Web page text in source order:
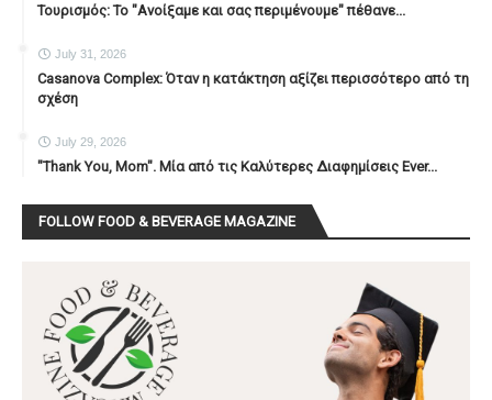
Τουρισμός: Το "Ανοίξαμε και σας περιμένουμε" πέθανε...
July 31, 2026
Casanova Complex: Όταν η κατάκτηση αξίζει περισσότερο από τη
σχέση
July 29, 2026
"Thank You, Mοm". Μία από τις Καλύτερες Διαφημίσεις Ever...
FOLLOW FOOD & BEVERAGE MAGAZINE